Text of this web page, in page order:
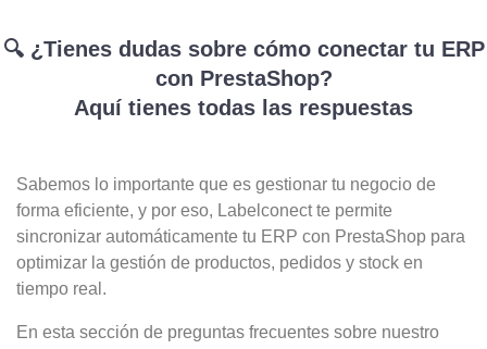
🔍 ¿Tienes dudas sobre cómo conectar tu ERP
con PrestaShop?
Aquí tienes todas las respuestas
Sabemos lo importante que es gestionar tu negocio de
forma eficiente, y por eso, Labelconect te permite
sincronizar automáticamente tu ERP con PrestaShop para
optimizar la gestión de productos, pedidos y stock en
tiempo real.
En esta sección de preguntas frecuentes sobre nuestro